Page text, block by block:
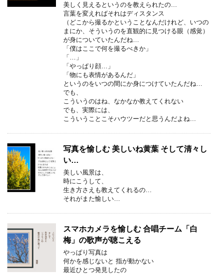
美しく見えるというのを教えられたの…
言葉を変えればそれはディスタンス
（どこから撮るかということなんだけれど、いつの
まにか、そういうのを直観的に見つける眼（感覚）
が身についていたんだね…
「僕はここで何を撮るべきか」
「…」
「やっぱり顔…」
「物にも表情があるんだ」
というのをいつの間にか身につけていたんだね…
でも、
こういうのはね、なかなか教えてくれない
でも、実際には、
こういうことこそハウツーだと思うんだよね…
写真を愉しむ 美しいね黄葉 そして清々し
い…
美しい風景は、
時にこうして、
生き方さえも教えてくれるの…
それがまた愉しい…
スマホカメラを愉しむ 合唱チーム「白
梅」の歌声が聴こえる
やっぱり写真は
何かを感じないと 指が動かない
最近ひとつ発見したの